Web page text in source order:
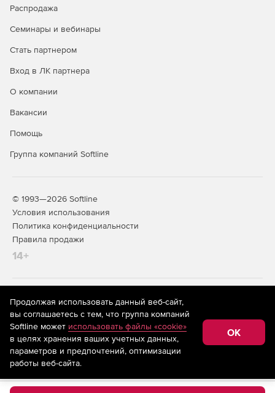
Распродажа
Семинары и вебинары
Стать партнером
Вход в ЛК партнера
О компании
Вакансии
Помощь
Группа компаний Softline
© 1993—2026 Softline
Условия использования
Политика конфиденциальности
Правила продажи
14+
На информационном ресурсе store.softline.ru применяются
рекомендательные технологии
(информационные технологии
предоставления информации на основе сбора,
систематизации и анализа сведений, относящихся к
предпочтениям пользователей сети «Интернет»,
находящихся на территории Российской Федерации)
Продолжая использовать данный веб-сайт,
вы соглашаетесь с тем, что группа компаний
Softline может использовать файлы «cookie»
в целях хранения ваших учетных данных,
параметров и предпочтений, оптимизации
работы веб-сайта.
OK